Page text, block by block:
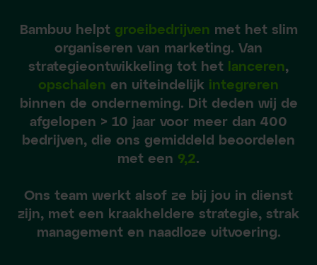
Bambuu helpt groeibedrijven met het slim
organiseren van marketing. Van
strategieontwikkeling tot het
lanceren,
opschalen en uiteindelijk integreren
binnen de onderneming. Dit deden wij de
afgelopen > 10 jaar voor meer dan 400
bedrijven, die ons gemiddeld beoordelen
met een 9,2.
Ons team werkt alsof ze bij jou in dienst
zijn, met een kraakheldere strategie, strak
management en naadloze uitvoering.